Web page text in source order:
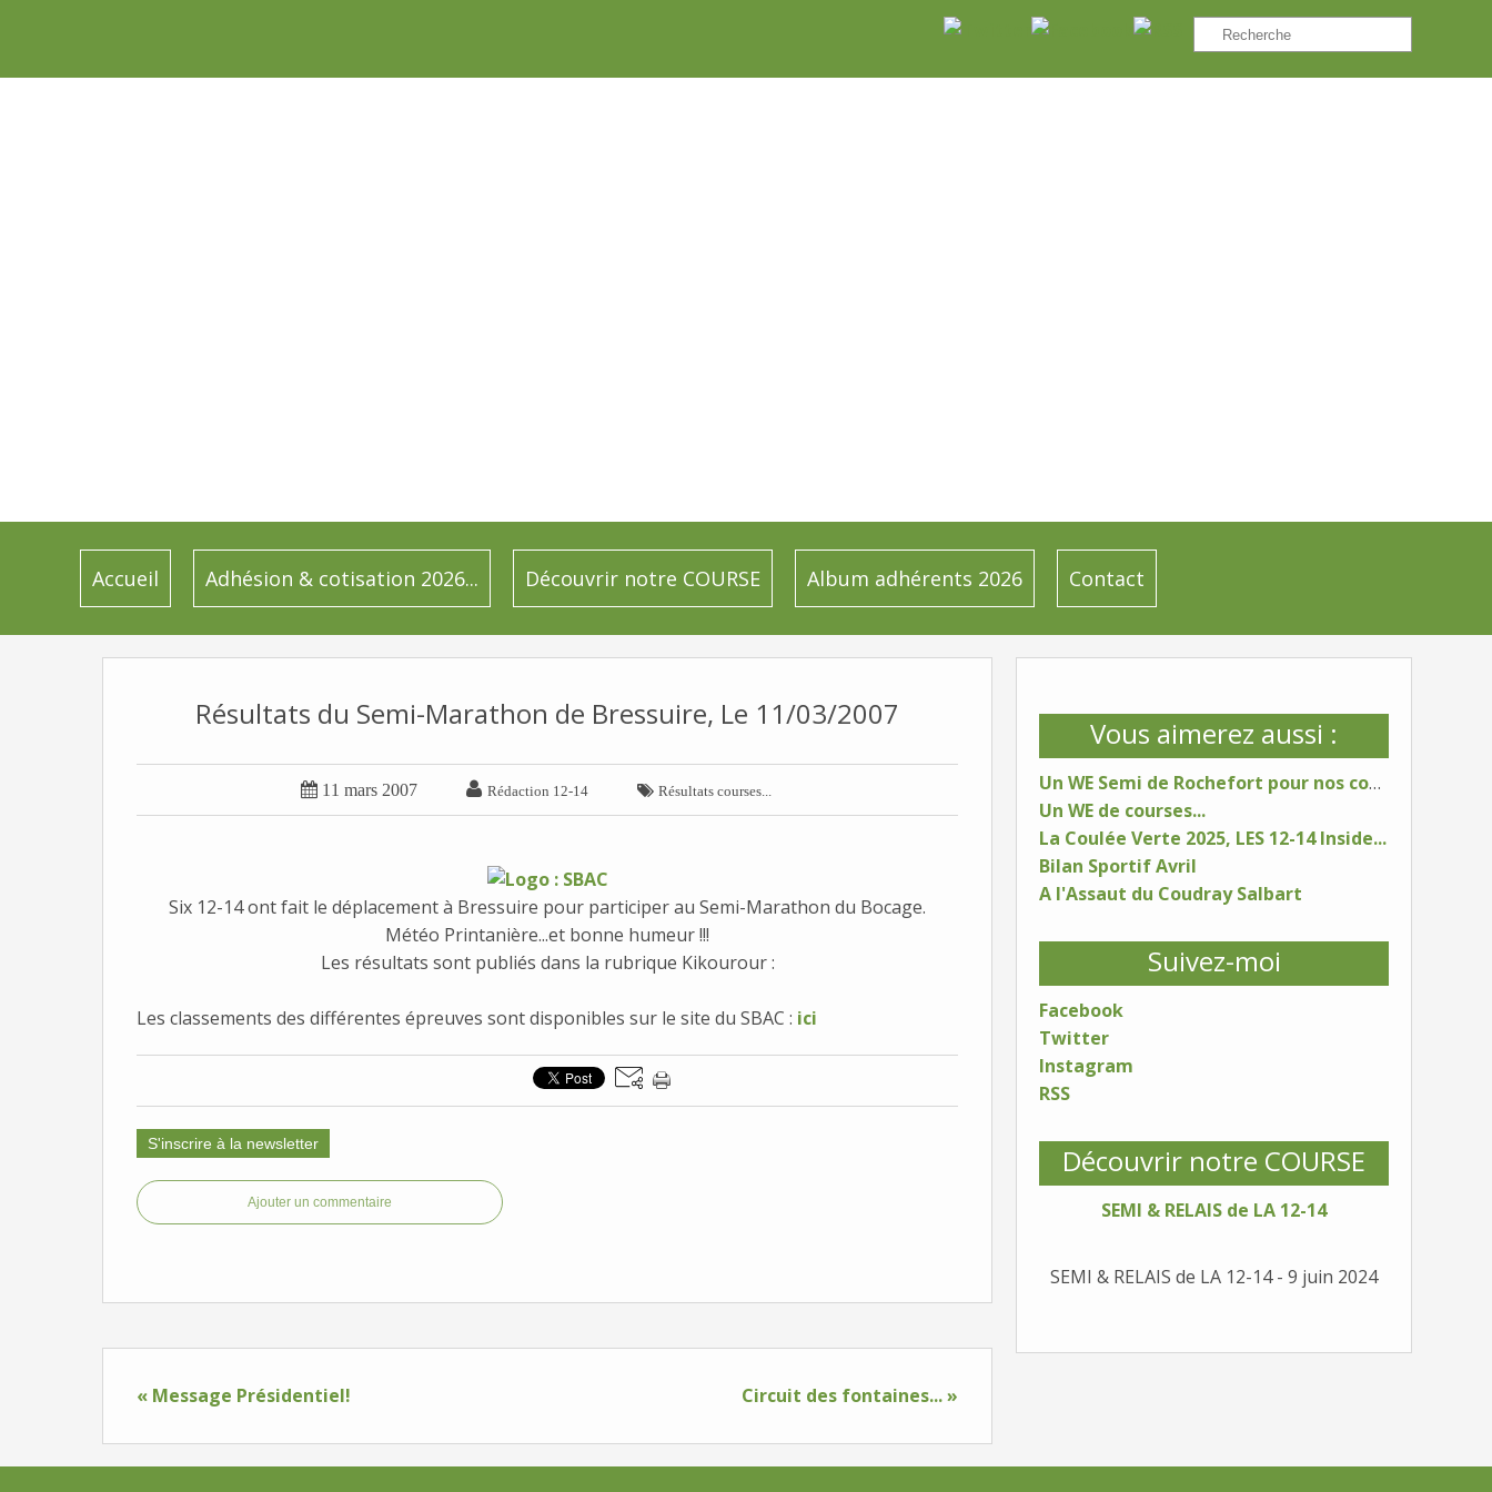
Accueil Adhésion & cotisation 2026... Découvrir notre COURSE Album adhérents 2026 Contact
Vous aimerez aussi :
Un WE Semi de Rochefort pour nos coureurs
Un WE de courses...
La Coulée Verte 2025, LES 12-14 Inside...
Bilan Sportif Avril
A l'Assaut du Coudray Salbart
Suivez-moi
Facebook
Twitter
Instagram
RSS
Découvrir notre COURSE
SEMI & RELAIS de LA 12-14
SEMI & RELAIS de LA 12-14 - 9 juin 2024
Résultats du Semi-Marathon de Bressuire, Le 11/03/2007
 11 mars 2007  Rédaction 12-14  Résultats courses...
Six 12-14 ont fait le déplacement à Bressuire pour participer au Semi-Marathon du Bocage.
Météo Printanière...et bonne humeur !!!
Les résultats sont publiés dans la rubrique Kikourour :
Les classements des différentes épreuves sont disponibles sur le site du SBAC : ici
S'inscrire à la newsletter
Ajouter un commentaire
« Message Présidentiel! Circuit des fontaines... »